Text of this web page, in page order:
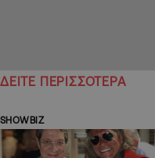
ΔΕΙΤΕ ΠΕΡΙΣΣΟΤΕΡΑ
SHOWBIZ